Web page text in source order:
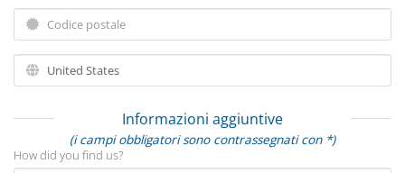
Informazioni aggiuntive
(i campi obbligatori sono contrassegnati con *)
How did you find us?